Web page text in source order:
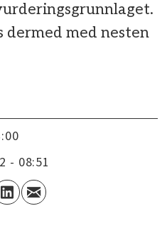
dermed med nesten
- 08:51